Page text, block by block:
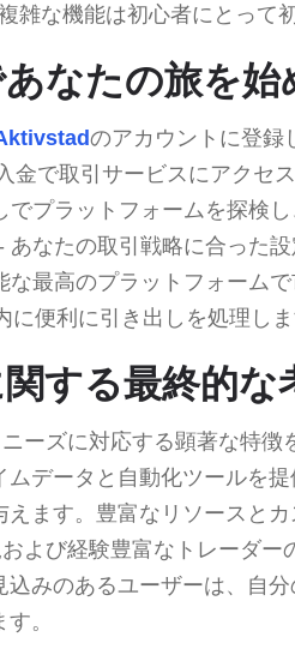
雑な機能は初心者にとって
なたの旅を始
のアカウントに登録
金で取引サービスにアクセス
プラットフォームを探検し
あなたの取引戦略に合った設
最高のプラットフォームで
便利に引き出しを処理しま
する最終的な
ーズに対応する顕著な特徴
ムデータと自動化ツールを
ます。豊富なリソースと
よび経験豊富なトレーダ
みのあるユーザーは、自
。